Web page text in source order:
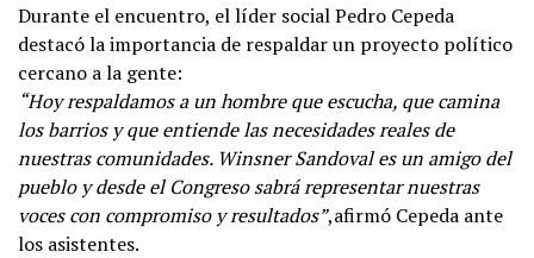
Durante el encuentro, el líder social Pedro Cepeda
destacó la importancia de respaldar un proyecto político
cercano a la gente:
“Hoy respaldamos a un hombre que escucha, que camina
los barrios y que entiende las necesidades reales de
nuestras comunidades. Winsner Sandoval es un amigo del
pueblo y desde el Congreso sabrá representar nuestras
voces con compromiso y resultados”,afirmó Cepeda ante
los asistentes.